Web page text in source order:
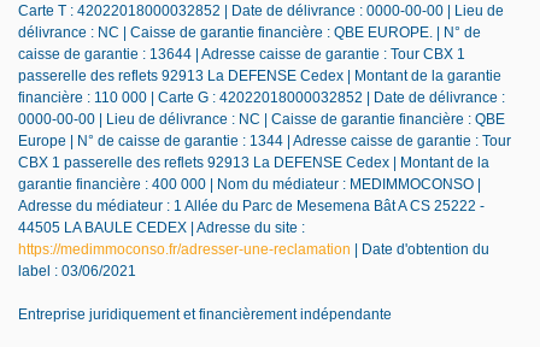
Carte T : 42022018000032852 | Date de délivrance : 0000-00-00 | Lieu de
délivrance : NC | Caisse de garantie financière : QBE EUROPE. | N° de
caisse de garantie : 13644 | Adresse caisse de garantie : Tour CBX 1
passerelle des reflets 92913 La DEFENSE Cedex | Montant de la garantie
financière : 110 000 | Carte G : 42022018000032852 | Date de délivrance :
0000-00-00 | Lieu de délivrance : NC | Caisse de garantie financière : QBE
Europe | N° de caisse de garantie : 1344 | Adresse caisse de garantie : Tour
CBX 1 passerelle des reflets 92913 La DEFENSE Cedex | Montant de la
garantie financière : 400 000 | Nom du médiateur : MEDIMMOCONSO |
Adresse du médiateur : 1 Allée du Parc de Mesemena Bât A CS 25222 -
44505 LA BAULE CEDEX | Adresse du site :
https://medimmoconso.fr/adresser-une-reclamation | Date d'obtention du
label : 03/06/2021
Entreprise juridiquement et financièrement indépendante